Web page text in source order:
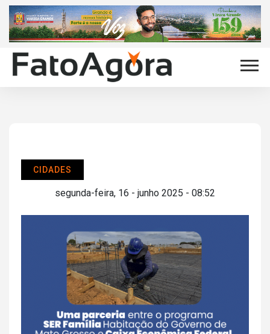
CIDADES
segunda-feira, 16 - junho 2025 - 08:52